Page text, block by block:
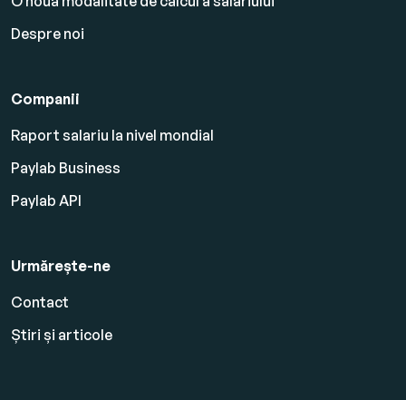
Despre noi
Companii
Raport salariu la nivel mondial
Paylab Business
Paylab API
Urmărește-ne
Contact
Știri și articole